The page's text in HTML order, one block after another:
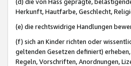
Herkunft, Hautfarbe, Geschlecht,
(e) die rechtswidrige Handlungen
(f) sich an Kinder richten oder
geltenden Gesetzen definiert)
Regeln, Vorschriften, Anordnungen,